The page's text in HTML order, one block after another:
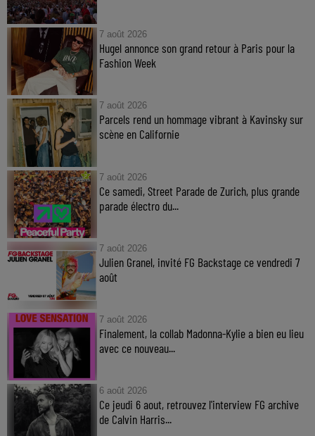
7 août 2026
Hugel annonce son grand retour à Paris pour la
Fashion Week
7 août 2026
Parcels rend un hommage vibrant à Kavinsky sur
scène en Californie
7 août 2026
Ce samedi, Street Parade de Zurich, plus grande
parade électro du...
7 août 2026
Julien Granel, invité FG Backstage ce vendredi 7
août
7 août 2026
Finalement, la collab Madonna-Kylie a bien eu lieu
avec ce nouveau...
6 août 2026
Ce jeudi 6 aout, retrouvez l'interview FG archive
de Calvin Harris...